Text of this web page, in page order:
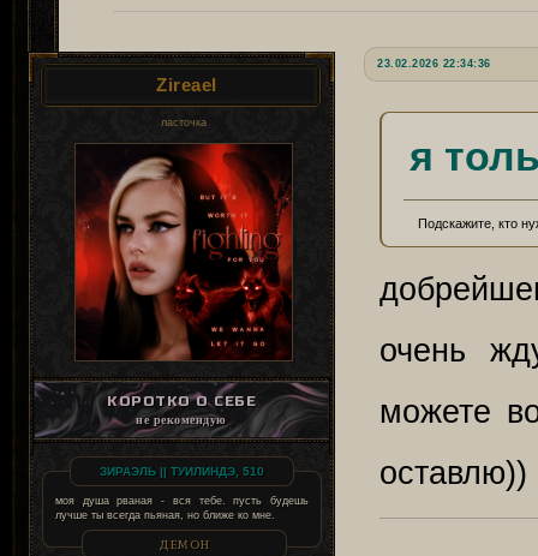
23.02.2026 22:34:36
Zireael
ласточка
КОРОТКО О СЕБЕ
не рекомендую
ЗИРАЭЛЬ || ТУИЛИНДЭ, 510
моя душа рваная - вся тебе. пусть будешь
лучше ты всегда пьяная, но ближе ко мне.
ДЕМОН
я
Подскажите, кто
очень
можете
оставлю))